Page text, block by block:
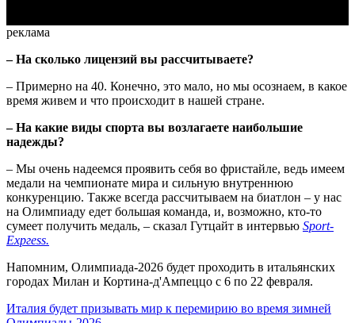
реклама
– На сколько лицензий вы рассчитываете?
– Примерно на 40. Конечно, это мало, но мы осознаем, в какое
время живем и что происходит в нашей стране.
– На какие виды спорта вы возлагаете наибольшие
надежды?
– Мы очень надеемся проявить себя во фристайле, ведь имеем
медали на чемпионате мира и сильную внутреннюю
конкуренцию. Также всегда рассчитываем на биатлон – у нас
на Олимпиаду едет большая команда, и, возможно, кто-то
сумеет получить медаль, – сказал Гутцайт в интервью Sport-
Ехргеѕѕ.
Напомним, Олимпиада-2026 будет проходить в итальянских
городах Милан и Кортина-д'Ампеццо с 6 по 22 февраля.
Италия будет призывать мир к перемирию во время зимней